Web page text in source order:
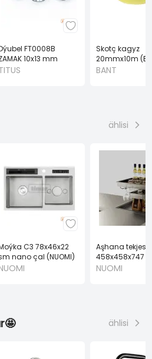
FT0008B
10x13 mm
Skotç kagyz
20mmx10m
BANT
ählisi
C3 78x46x22
nano çal (NUOMI)
Aşhana tekjesi
458x458x747
(NUOMI)
NUOMI
ählisi